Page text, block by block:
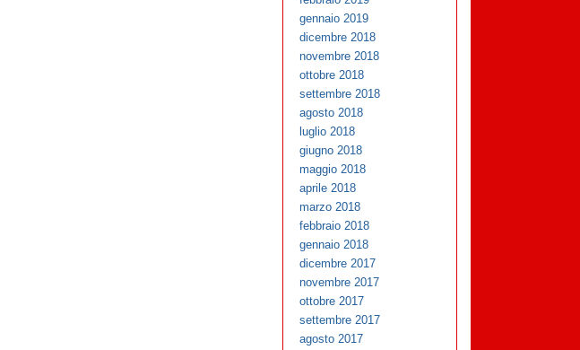
gennaio 2019
dicembre 2018
novembre 2018
ottobre 2018
settembre 2018
agosto 2018
luglio 2018
giugno 2018
maggio 2018
aprile 2018
marzo 2018
febbraio 2018
gennaio 2018
dicembre 2017
novembre 2017
ottobre 2017
settembre 2017
agosto 2017